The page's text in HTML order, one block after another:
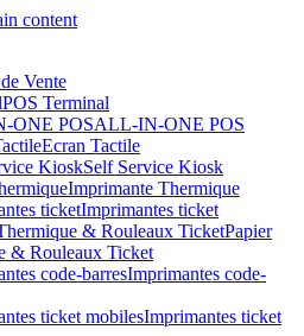
content
Vente
POS Terminal
ALL-IN-ONE POS
Ecran Tactile
Self Service Kiosk
Imprimante Thermique
Imprimantes ticket
Papier
& Rouleaux Ticket
Imprimantes code-
Imprimantes ticket